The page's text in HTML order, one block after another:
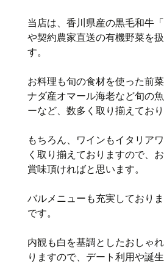
当店は、香川県産の黒毛和牛
や契約農家直送の有機野菜を
す。
お料理も旬の食材を使った前
ナダ産オマール海老など旬の
ーなど、数多く取り揃えており
もちろん、ワインもイタリア
く取り揃えておりますので、
賞味頂ければと思います。
バルメニューも充実しており
です。
内観も白を基調としたおしゃ
りますので、デート利用や誕